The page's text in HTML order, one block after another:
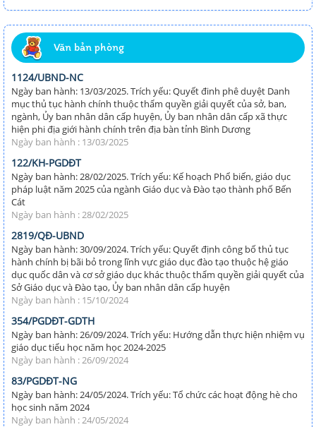
Văn bản phòng
1124/UBND-NC
Ngày ban hành: 13/03/2025. Trích yếu: Quyết đinh phê duyệt Danh
mục thủ tục hành chính thuộc thẩm quyền giải quyết của sở, ban,
ngành, Ủy ban nhân dân cấp huyện, Ủy ban nhân dân cấp xã thực
hiện phi địa giới hành chính trên địa bàn tỉnh Bình Dương
Ngày ban hành : 13/03/2025
122/KH-PGDĐT
Ngày ban hành: 28/02/2025. Trích yếu: Kế hoạch Phổ biến, giáo dục
pháp luật năm 2025 của ngành Giáo dục và Đào tạo thành phố Bến
Cát
Ngày ban hành : 28/02/2025
2819/QĐ-UBND
Ngày ban hành: 30/09/2024. Trích yếu: Quyết định công bố thủ tục
hành chính bị bãi bỏ trong lĩnh vực giáo dục đào tạo thuộc hệ giáo
dục quốc dân và cơ sở giáo dục khác thuộc thẩm quyền giải quyết của
Sở Giáo dục và Đào tạo, Ủy ban nhân dân cấp huyện
Ngày ban hành : 15/10/2024
354/PGDĐT-GDTH
Ngày ban hành: 26/09/2024. Trích yếu: Hướng dẫn thực hiện nhiệm vụ
giáo dục tiểu học năm học 2024-2025
Ngày ban hành : 26/09/2024
83/PGDĐT-NG
Ngày ban hành: 24/05/2024. Trích yếu: Tổ chức các hoạt động hè cho
học sinh năm 2024
Ngày ban hành : 24/05/2024